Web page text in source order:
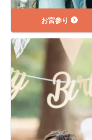
お宮参り